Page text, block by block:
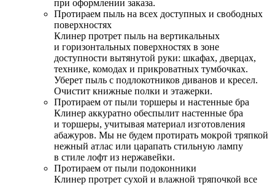
при оформлении заказа.
Протираем пыль на всех доступных и свободных
поверхностях
Клинер протрет пыль на вертикальных
и горизонтальных поверхностях в зоне
доступности вытянутой руки: шкафах, дверцах,
технике, комодах и прикроватных тумбочках.
Уберет пыль с подлокотников диванов и кресел.
Очистит книжные полки и этажерки.
Протираем от пыли торшеры и настенные бра
Клинер аккуратно обеспылит настенные бра
и торшеры, учитывая материал изготовления
абажуров. Мы не будем протирать мокрой тряпкой
нежный атлас или царапать стильную лампу
в стиле лофт из нержавейки.
Протираем от пыли подоконники
Клинер протрет сухой и влажной тряпочкой все